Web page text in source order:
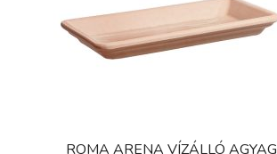
ROMA ARENA VÍZÁLLÓ AGYAG